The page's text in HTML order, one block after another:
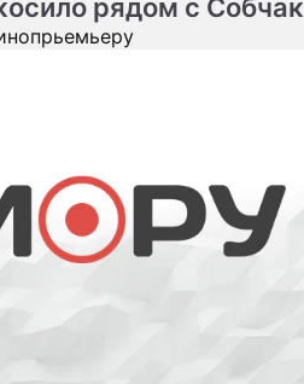
рядом с Собчак